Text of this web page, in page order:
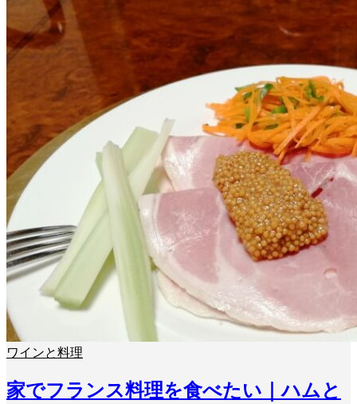
ワインと料理
家でフランス料理を食べたい｜ハムと